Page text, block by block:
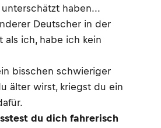
haben...
Deutscher in der
als ich, habe ich kein
bisschen schwieriger
älter wirst, kriegst du ein
du dich fahrerisch